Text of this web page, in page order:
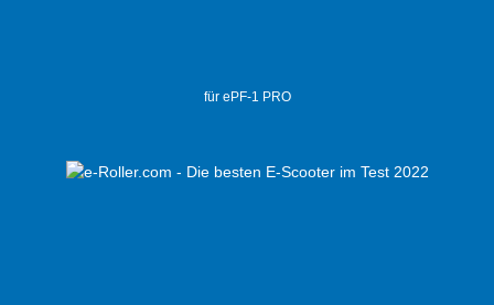
für ePF-1 PRO